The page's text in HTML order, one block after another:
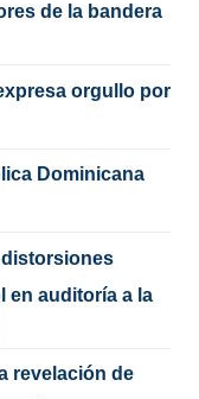
de la bandera
orgullo por
Dominicana
distorsiones
en auditoría a la
revelación de